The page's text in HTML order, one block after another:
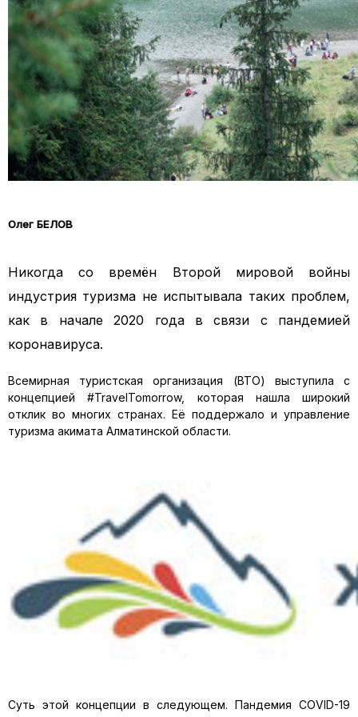
Олег БЕЛОВ
Никогда со времён Второй мировой войны
индустрия туризма не испытывала таких проблем,
как в начале 2020 года в связи с пандемией
коронавируса.
Всемирная туристская организация (ВТО) выступила с
концепцией #TravelTomorrow, которая нашла широкий
отклик во многих странах. Её поддержало и управление
туризма акимата Алматинской области.
Суть этой концепции в следующем. Пандемия COVID-19